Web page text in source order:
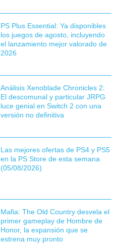
PS Plus Essential: Ya disponibles
los juegos de agosto, incluyendo
el lanzamiento mejor valorado de
2026
Análisis Xenoblade Chronicles 2:
El descomunal y particular JRPG
luce genial en Switch 2 con una
versión no definitiva
Las mejores ofertas de PS4 y PS5
en la PS Store de esta semana
(05/08/2026)
Mafia: The Old Country desvela el
primer gameplay de Hombre de
Honor, la expansión que se
estrena muy pronto